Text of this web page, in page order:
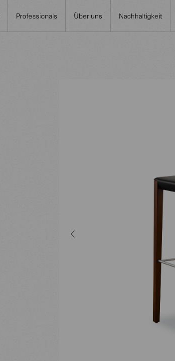
Professionals Über uns Nachhaltigkeit